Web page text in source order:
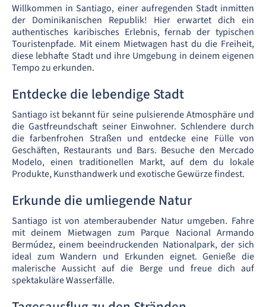
Willkommen in Santiago, einer aufregenden Stadt inmitten
der Dominikanischen Republik! Hier erwartet dich ein
authentisches karibisches Erlebnis, fernab der typischen
Touristenpfade. Mit einem Mietwagen hast du die Freiheit,
diese lebhafte Stadt und ihre Umgebung in deinem eigenen
Tempo zu erkunden.
Entdecke die lebendige Stadt
Santiago ist bekannt für seine pulsierende Atmosphäre und
die Gastfreundschaft seiner Einwohner. Schlendere durch
die farbenfrohen Straßen und entdecke eine Fülle von
Geschäften, Restaurants und Bars. Besuche den Mercado
Modelo, einen traditionellen Markt, auf dem du lokale
Produkte, Kunsthandwerk und exotische Gewürze findest.
Erkunde die umliegende Natur
Santiago ist von atemberaubender Natur umgeben. Fahre
mit deinem Mietwagen zum Parque Nacional Armando
Bermúdez, einem beeindruckenden Nationalpark, der sich
ideal zum Wandern und Erkunden eignet. Genieße die
malerische Aussicht auf die Berge und freue dich auf
spektakuläre Wasserfälle.